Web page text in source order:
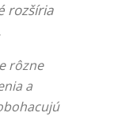
rozšíria
rôzne
a